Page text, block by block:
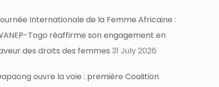
Internationale de la Femme Africaine :
Togo réaffirme son engagement en
des droits des femmes 31 July 2026
ouvre la voie : première Coalition